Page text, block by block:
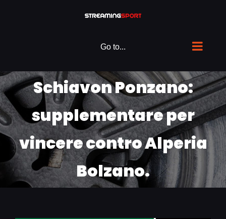
Go to...
Schiavon Ponzano:
supplementare per
vincere contro Alperia
Bolzano.